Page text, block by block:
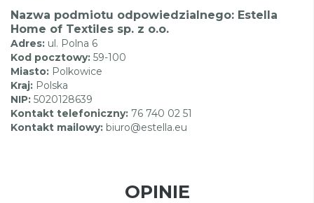
Nazwa podmiotu odpowiedzialnego: Estella
Home of Textiles sp. z o.o.
Adres: ul. Polna 6
Kod pocztowy: 59-100
Miasto: Polkowice
Kraj: Polska
NIP: 5020128639
Kontakt telefoniczny: 76 740 02 51
Kontakt mailowy: biuro@estella.eu
OPINIE